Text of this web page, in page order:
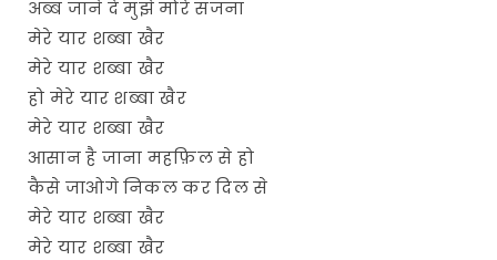
अब्ब जाने दे मुझे मोरे सजना
मेरे यार शब्बा खैर
मेरे यार शब्बा खैर
हो मेरे यार शब्बा खैर
मेरे यार शब्बा खैर
आसान है जाना महफ़िल से हो
कैसे जाओगे निकल कर दिल से
मेरे यार शब्बा खैर
मेरे यार शब्बा खैर